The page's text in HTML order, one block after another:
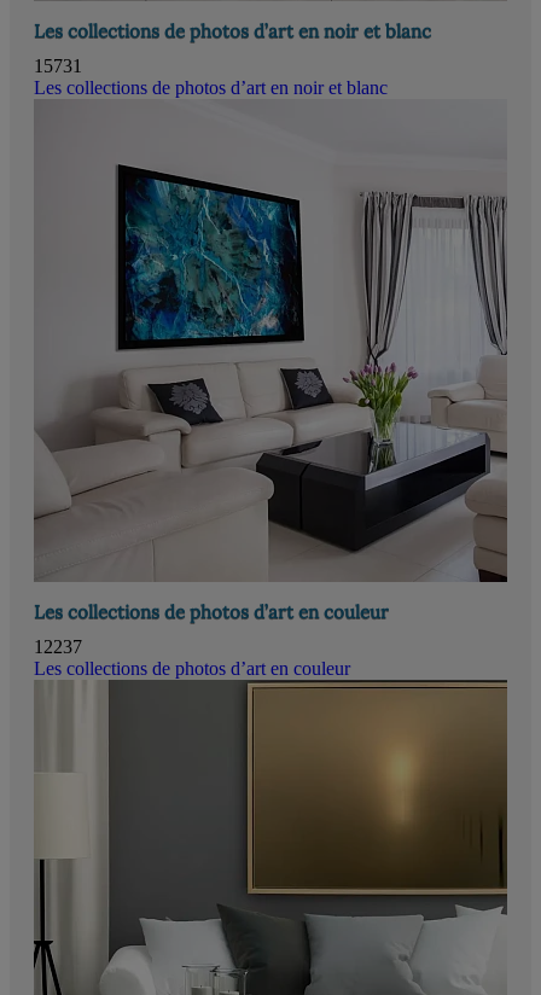
Les collections de photos d’art en noir et blanc
15731
Les collections de photos d’art en noir et blanc
Les collections de photos d’art en couleur
12237
Les collections de photos d’art en couleur